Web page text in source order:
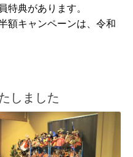
典があります。
額キャンペーンは、令和
しました